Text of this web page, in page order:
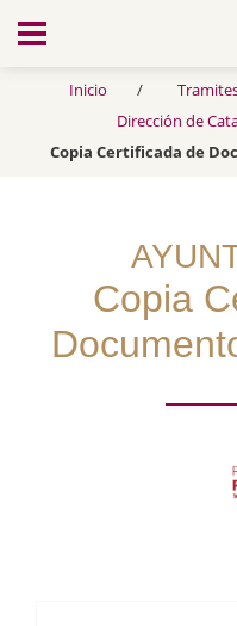
Transparencia
Inicio
Dirección de
Copia Certificada de
Copia